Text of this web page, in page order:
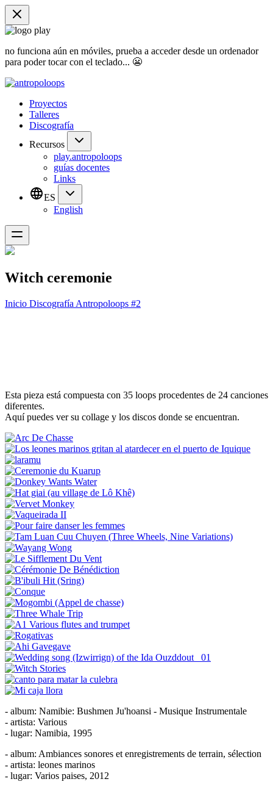
no funciona aún en móviles, prueba a acceder desde un ordenador
para poder tocar con el teclado... 😬
Proyectos
Talleres
Discografía
Recursos
play.antropoloops
guías docentes
Links
ES
English
Witch ceremonie
Inicio Discografía Antropoloops #2
Esta pieza está compuesta con 35 loops procedentes de 24 canciones
diferentes.
Aquí puedes ver su collage y los discos donde se encuentran.
- album: Namibie: Bushmen Ju'hoansi - Musique Instrumentale
- artista: Various
- lugar: Namibia, 1995
- album: Ambiances sonores et enregistrements de terrain, sélection
- artista: leones marinos
- lugar: Varios paises, 2012